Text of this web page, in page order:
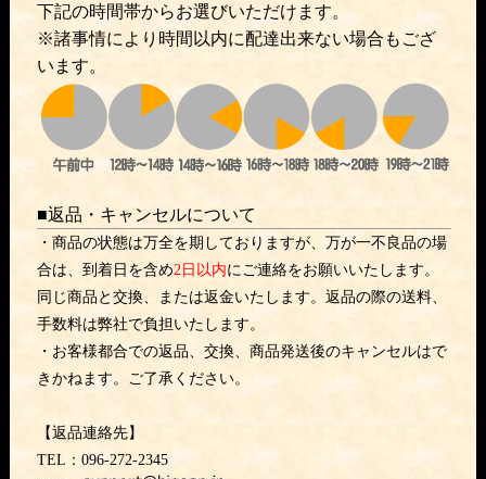
下記の時間帯からお選びいただけます。
※諸事情により時間以内に配達出来ない場合もござ
います。
■返品・キャンセルについて
・商品の状態は万全を期しておりますが、万が一不良品の場
合は、到着日を含め2日以内にご連絡をお願いいたします。
同じ商品と交換、または返金いたします。返品の際の送料、
手数料は弊社で負担いたします。
・お客様都合での返品、交換、商品発送後のキャンセルはで
きかねます。ご了承ください。
【返品連絡先】
TEL：096-272-2345